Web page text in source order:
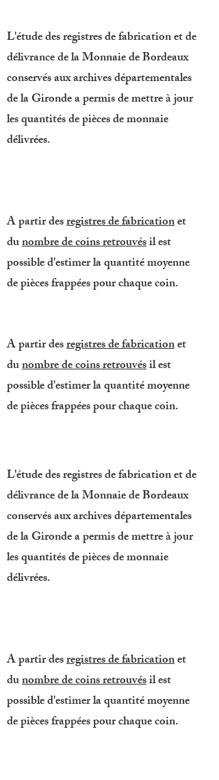
L'étude des registres de fabrication et de
délivrance de la Monnaie de Bordeaux
conservés aux archives départementales
de la Gironde a permis de mettre à jour
les quantités de pièces de monnaie
délivrées.
L'étude des registres de fabrication et de
délivrance de la Monnaie de Bordeaux
conservés aux archives départementales
de la Gironde a permis de mettre à jour
les quantités de pièces de monnaie
délivrées.
A partir desregistres de fabricationet
dunombre de coins retrouvésil est
possible d'estimer la quantité moyenne
de pièces frappées pour chaque coin.
A partir desregistres de fabricationet
dunombre de coins retrouvésil est
possible d'estimer la quantité moyenne
de pièces frappées pour chaque coin.
A partir desregistres de fabricationet
dunombre de coins retrouvésil est
possible d'estimer la quantité moyenne
de pièces frappées pour chaque coin.